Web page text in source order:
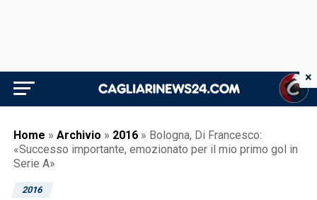
Home » Archivio » 2016 » Bologna, Di Francesco:
«Successo importante, emozionato per il mio primo gol in
Serie A»
2016
×